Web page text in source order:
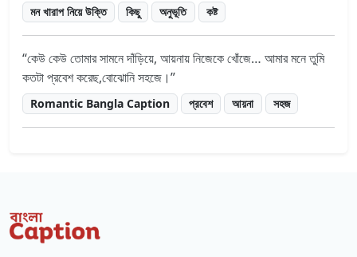
মন খারাপ নিয়ে উক্তি কিছু অনুভূতি কষ্ট
কেউ কেউ তোমার সামনে দাঁড়িয়ে, আয়নায় নিজেকে খোঁজে… আমার মনে তুমি
কতটা প্রবেশ করেছ,বোঝোনি সহজে।
Romantic Bangla Caption প্রবেশ আয়না সহজ